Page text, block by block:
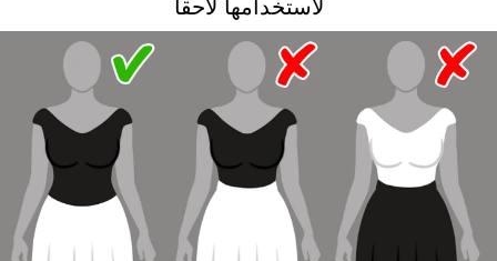
لاستخدامها لاحقاً